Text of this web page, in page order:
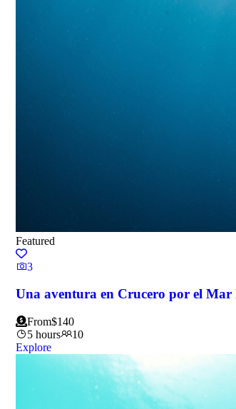
Featured
3
Una aventura en Crucero por el Mar
From$140
5 hours
10
Explore